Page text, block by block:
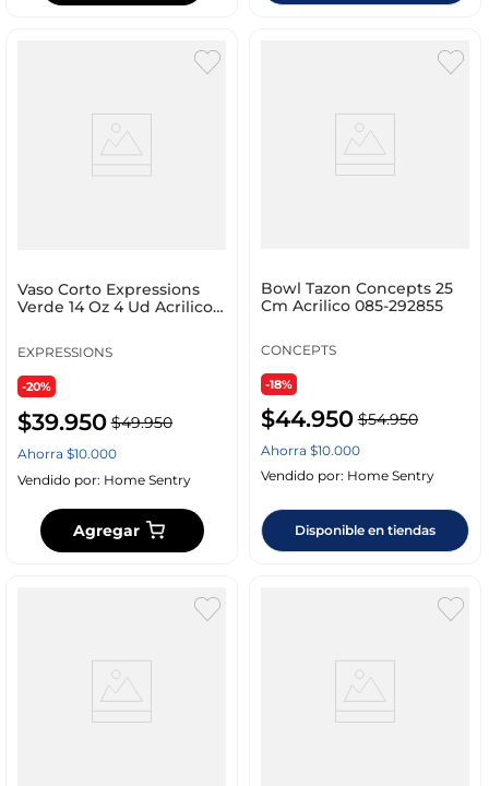
Vaso Corto Expressions
Verde 14 Oz 4 Ud Acrilico
EXPRESSIONS
-20%
$39.950 $49.950
Ahorra $10.000
Vendido por: Home Sentry
Agregar
Bowl Tazon Concepts 25
Cm Acrilico 085-292855
CONCEPTS
-18%
$44.950 $54.950
Ahorra $10.000
Vendido por: Home Sentry
Disponible en tiendas